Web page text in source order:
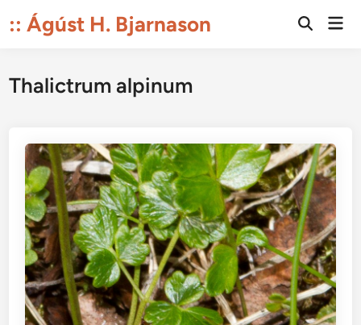
to:: Ágúst H. Bjarnason
Open
Thalictrum alpinum